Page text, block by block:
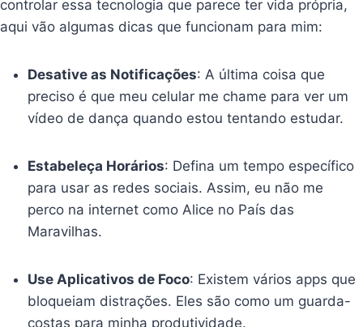
controlar essa tecnologia que parece ter vida própria,
aqui vão algumas dicas que funcionam para mim:
Desative as Notificações: A última coisa que
preciso é que meu celular me chame para ver um
vídeo de dança quando estou tentando estudar.
Estabeleça Horários: Defina um tempo específico
para usar as redes sociais. Assim, eu não me
perco na internet como Alice no País das
Maravilhas.
Use Aplicativos de Foco: Existem vários apps que
bloqueiam distrações. Eles são como um guarda-
costas para minha produtividade.